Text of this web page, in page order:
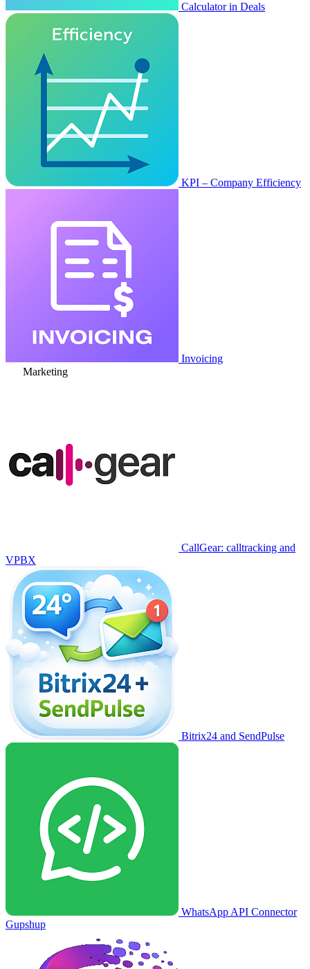
Calculator in Deals
KPI – Company Efficiency
Invoicing
Marketing
CallGear: calltracking and
VPBX
Bitrix24 and SendPulse
WhatsApp API Connector
Gupshup